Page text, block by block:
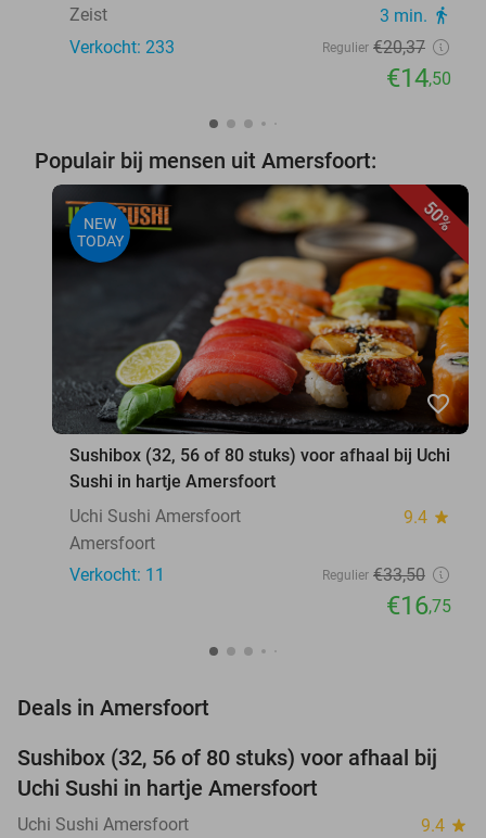
Zeist 3 min. directions_walk
Verkocht: 233 Regulier €20,37
€14,50
Populair bij mensen uit Amersfoort:
50%
NEW
TODAY
favorite_border
Sushibox (32, 56 of 80 stuks) voor afhaal bij Uchi
Sushi in hartje Amersfoort
Uchi Sushi Amersfoort
9.4 star
Amersfoort
Verkocht: 11
Regulier €33,50
€16,75
Deals in Amersfoort
50%
TODAY
Sushibox (32, 56 of 80 stuks) voor afhaal bij
Uchi Sushi in hartje Amersfoort
Uchi Sushi Amersfoort 9.4 star